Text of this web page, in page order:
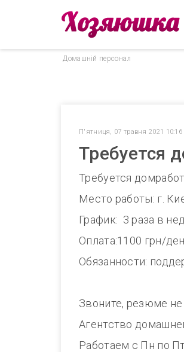
Домашнiй персонал
П'ятниця, 07 травня 2021 10:16
Требуется
Требуется
Место работы: г.
График: 3 раза в
Оплата:1100 грн/
Обязанности:
Звоните, резюме не
Агентство
Работаем с Пн по